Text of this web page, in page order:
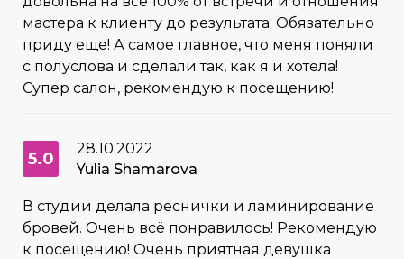
мастера к клиенту до результата. Обязательно
приду еще! А самое главное, что меня поняли
с полуслова и сделали так, как я и хотела!
Супер салон, рекомендую к посещению!
5.0
28.10.2022
Yulia Shamarova
В студии делала реснички и ламинирование
бровей. Очень всё понравилось! Рекомендую
к посещению! Очень приятная девушка